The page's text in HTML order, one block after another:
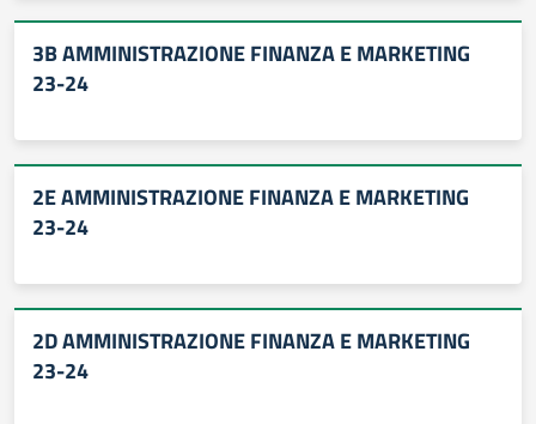
3B AMMINISTRAZIONE FINANZA E MARKETING
23-24
2E AMMINISTRAZIONE FINANZA E MARKETING
23-24
2D AMMINISTRAZIONE FINANZA E MARKETING
23-24